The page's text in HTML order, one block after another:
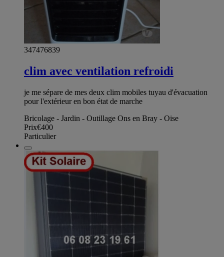
347476839
clim avec ventilation refroidi
je me sépare de mes deux clim mobiles tuyau d'évacuation
pour l'extérieur en bon état de marche
Bricolage - Jardin - Outillage Ons en Bray - Oise
Prix€400
Particulier